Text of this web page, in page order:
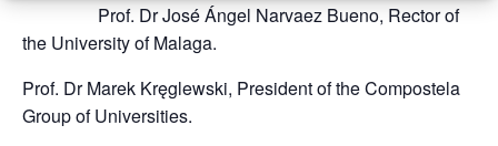
Prof. Dr José Ángel Narvaez Bueno, Rector of
the University of Malaga.
Prof. Dr Marek Kręglewski, President of the Compostela
Group of Universities.